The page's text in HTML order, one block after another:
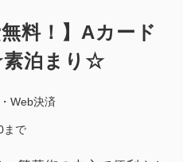
・布団・最大2
料！】Aカード
素泊まり☆
Web決済
まで